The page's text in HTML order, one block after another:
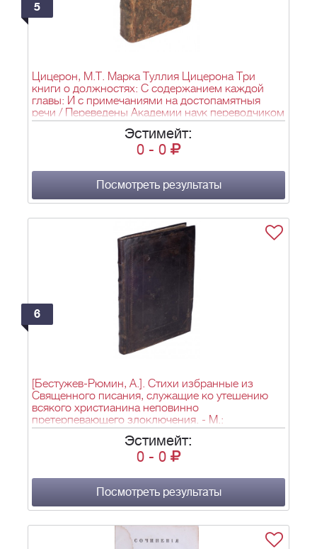
5
Цицерон, М.Т. Марка Туллия Цицерона Три
книги о должностях: С содержанием каждой
главы: И с примечаниями на достопамятныя
речи / Переведены Академии наук переводчиком
Борисом Волковым. - СПб.: При Имп. Акад. наук,
1761. - 492 с.; 16х11 см.Эстимейт:
0 - 0
Посмотреть результаты
6
[Бестужев-Рюмин, А.]. Стихи избранные из
Священного писания, служащие ко утешению
всякого христианина неповинно
претерпевающего злоключения. - М.:
напечатанные в Московской типографии,
1763.Приплет: Божией милостию мы Екатерина
вторая, императрица и самодержица
всенародное известие» [Манифест Екатерины II
о прощении Графа Бестужева-Рюмина и
возвращении ему чинов]. - СПб.: печатано при
Эстимейт:
0 - 0
Посмотреть результаты